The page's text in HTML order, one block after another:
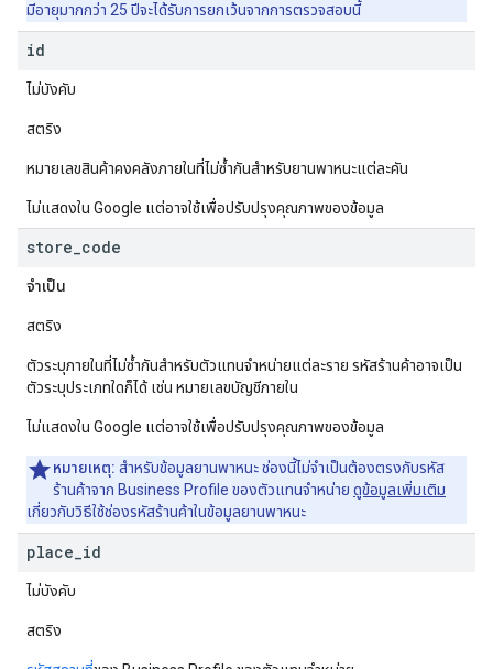
มีอายุมากกว่า 25 ปีจะได้รับการยกเว้นจากการตรวจสอบนี้
id
ไม่บังคับ
สตริง
หมายเลขสินค้าคงคลังภายในที่ไม่ซ้ำกันสำหรับยานพาหนะแต่ละคัน
ไม่แสดงใน Google แต่อาจใช้เพื่อปรับปรุงคุณภาพของข้อมูล
store code
จำเป็น
สตริง
ตัวระบุภายในที่ไม่ซ้ำกันสำหรับตัวแทนจำหน่ายแต่ละราย รหัสร้านค้าอาจเป็น
ตัวระบุประเภทใดก็ได้ เช่น หมายเลขบัญชีภายใน
ไม่แสดงใน Google แต่อาจใช้เพื่อปรับปรุงคุณภาพของข้อมูล
หมายเหตุ: สำหรับข้อมูลยานพาหนะ ช่องนี้ไม่จำเป็นต้องตรงกับรหัส
ร้านค้าจาก Business Profile ของตัวแทนจำหน่าย ดูข้อมูลเพิ่มเติม
เกี่ยวกับวิธีใช้ช่องรหัสร้านค้าในข้อมูลยานพาหนะ
place id
ไม่บังคับ
สตริง